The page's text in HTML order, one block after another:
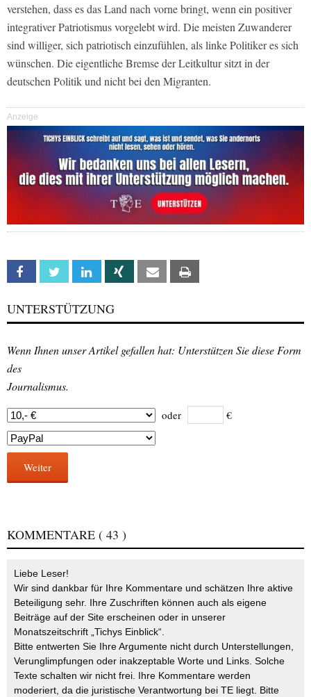
verstehen, dass es das Land nach vorne bringt, wenn ein positiver
integrativer Patriotismus vorgelebt wird. Die meisten Zuwanderer
sind williger, sich patriotisch einzufühlen, als linke Politiker es sich
wünschen. Die eigentliche Bremse der Leitkultur sitzt in der
deutschen Politik und nicht bei den Migranten.
Anzeige
Facebook Twitter Linkedin Xing Email
UNTERSTÜTZUNG
Wenn Ihnen unser Artikel gefallen hat: Unterstützen Sie diese Form
des
Journalismus.
oder €
Weiter
KOMMENTARE ( 43 )
Liebe Leser!
Wir sind dankbar für Ihre Kommentare und schätzen Ihre aktive
Beteiligung sehr. Ihre Zuschriften können auch als eigene
Beiträge auf der Site erscheinen oder in unserer
Monatszeitschrift „Tichys Einblick“.
Bitte entwerten Sie Ihre Argumente nicht durch Unterstellungen,
Verunglimpfungen oder inakzeptable Worte und Links. Solche
Texte schalten wir nicht frei. Ihre Kommentare werden
moderiert, da die juristische Verantwortung bei TE liegt. Bitte